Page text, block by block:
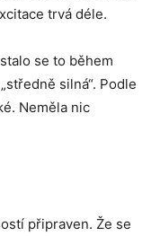
trvá déle.
se to během
silná“. Podle
Neměla nic
připraven. Že se